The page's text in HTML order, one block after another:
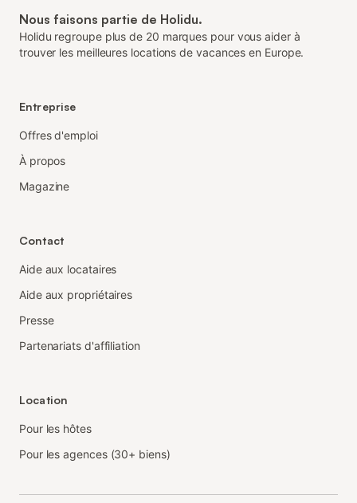
Nous faisons partie de Holidu.
Holidu regroupe plus de 20 marques pour vous aider à
trouver les meilleures locations de vacances en Europe.
Entreprise
Offres d'emploi
À propos
Magazine
Contact
Aide aux locataires
Aide aux propriétaires
Presse
Partenariats d'affiliation
Location
Pour les hôtes
Pour les agences (30+ biens)